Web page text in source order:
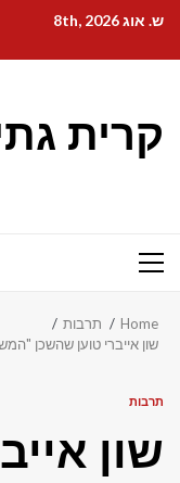
content
ש. אוג 8th, 2026
קרית
Primary
Home
תרבות
שון אייברי טוען שהשכן
תרבות
שון